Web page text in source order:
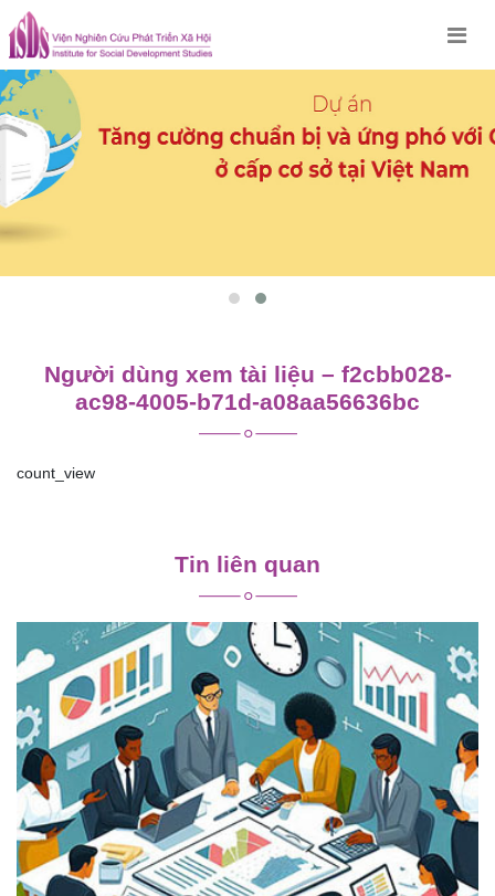
Skip
to
content
Người dùng xem tài liệu – f2cbb028-
ac98-4005-b71d-a08aa56636bc
count_view
viết
Tin liên quan